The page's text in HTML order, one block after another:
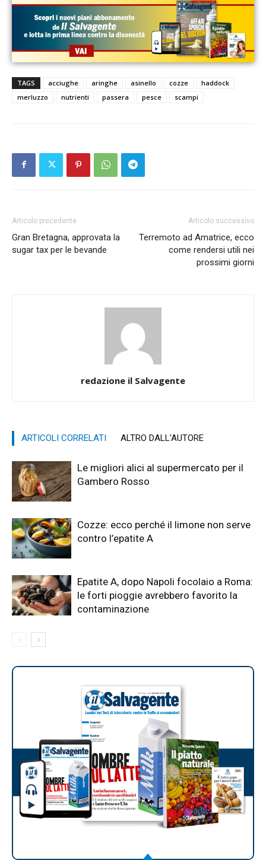
TAGS acciughe aringhe asinello cozze
haddock
merluzzo
nutrienti passera pesce scampi
Articolo precedente
Gran Bretagna, approvata la
sugar tax per le bevande
Articolo successivo
Terremoto ad Amatrice, ecco
come rendersi utili nei
prossimi giorni
redazione il Salvagente
ARTICOLI CORRELATI ALTRO DALL'AUTORE
Le migliori alici al supermercato per il
Gambero Rosso
Cozze: ecco perché il limone non serve
contro l’epatite A
Epatite A, dopo Napoli focolaio a Roma:
le forti pioggie avrebbero favorito la
contaminazione